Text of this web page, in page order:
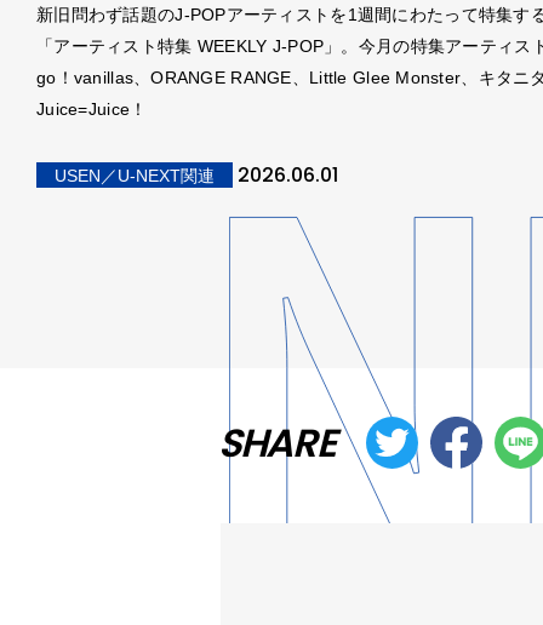
新旧問わず話題のJ-POPアーティストを1週間にわたって特集す
「アーティスト特集 WEEKLY J-POP」。今月の特集アーティス
go！vanillas、ORANGE RANGE、Little Glee Monster、キタニ
Juice=Juice！
USEN／U-NEXT関連 2026.06.01
SHARE